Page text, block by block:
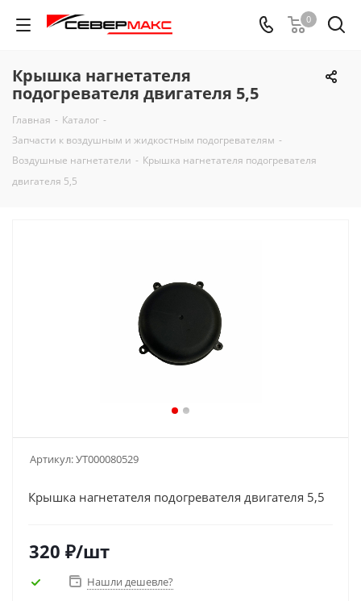
0
Крышка нагнетателя
подогревателя двигателя 5,5
Главная - Каталог -
Запчасти к воздушным и жидкостным подогревателям -
Воздушные нагнетатели - Крышка нагнетателя подогревателя
двигателя 5,5
Артикул:УТ000080529
Крышка нагнетателя подогревателя двигателя 5,5
320 ₽/шт
Нашли дешевле?